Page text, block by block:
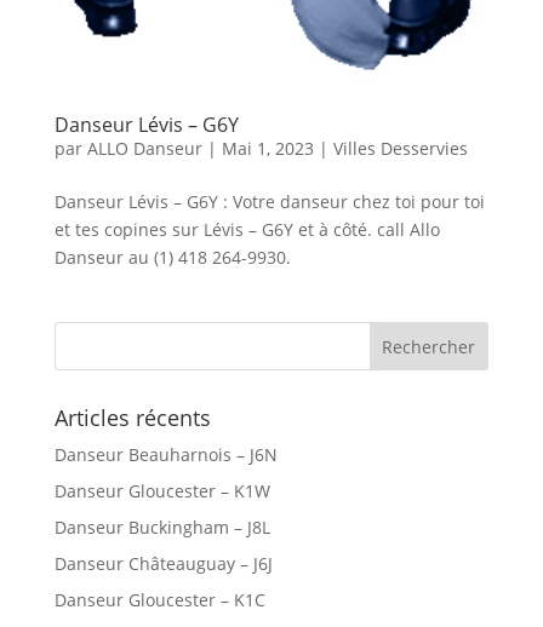
Danseur Lévis – G6Y
par ALLO Danseur| Mai 1, 2023 | Villes Desservies
Danseur Lévis – G6Y : Votre danseur chez toi pour toi
et tes copines sur Lévis – G6Y et à côté. call Allo
Danseur au (1) 418 264-9930.
Articles récents
Danseur Beauharnois – J6N
Danseur Gloucester – K1W
Danseur Buckingham – J8L
Danseur Châteauguay – J6J
Danseur Gloucester – K1C